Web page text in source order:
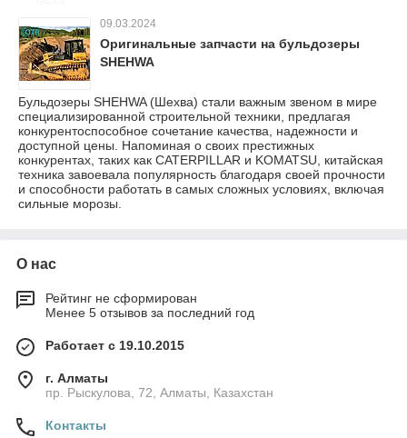
09.03.2024
Оригинальные запчасти на бульдозеры
SHEHWA
Бульдозеры SHEHWA (Шехва) стали важным звеном в мире
специализированной строительной техники, предлагая
конкурентоспособное сочетание качества, надежности и
доступной цены. Напоминая о своих престижных
конкурентах, таких как CATERPILLAR и KOMATSU, китайская
техника завоевала популярность благодаря своей прочности
и способности работать в самых сложных условиях, включая
сильные морозы.
О нас
Рейтинг не сформирован
Менее 5 отзывов за последний год
Работает с 19.10.2015
г. Алматы
пр. Рыскулова, 72, Алматы, Казахстан
Контакты